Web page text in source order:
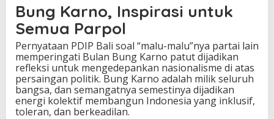
Bung Karno, Inspirasi untuk
Semua Parpol
Pernyataan PDIP Bali soal “malu-malu”nya partai lain
memperingati Bulan Bung Karno patut dijadikan
refleksi untuk mengedepankan nasionalisme di atas
persaingan politik. Bung Karno adalah milik seluruh
bangsa, dan semangatnya semestinya dijadikan
energi kolektif membangun Indonesia yang inklusif,
toleran, dan berkeadilan.